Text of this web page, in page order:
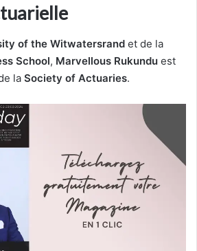
of the Witwatersrand et de la
School, Marvellous Rukundu est
la Society of Actuaries.